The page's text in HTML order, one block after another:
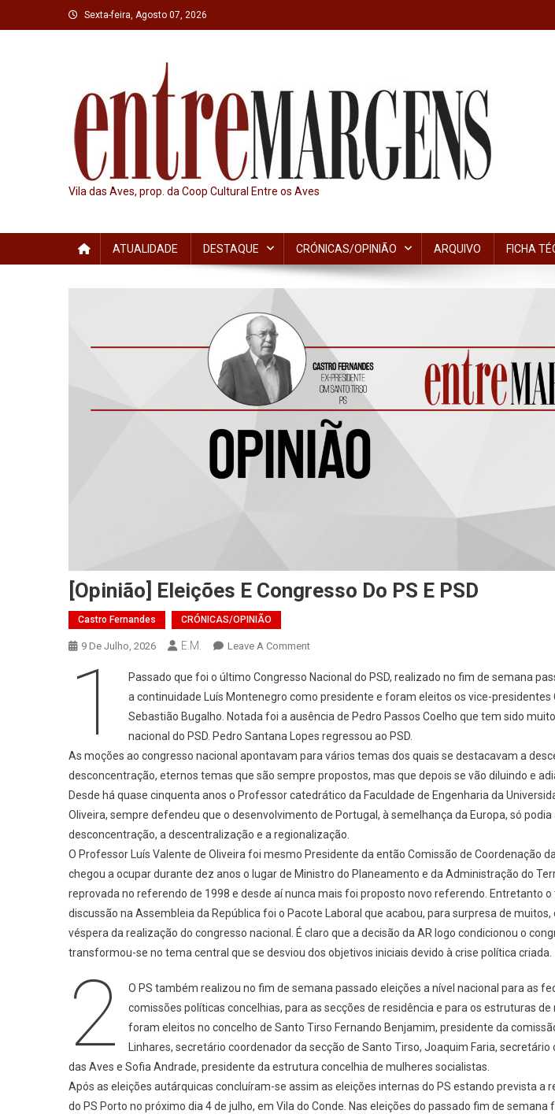
to
Sexta-feira, Agosto 07, 2026
Vila das Aves, prop. da Coop Cultural Entre os Aves
ATUALIDADE DESTAQUE CRÓNICAS/OPINIÃO ARQUIVO FICHA
[Opinião] Eleições E Congresso Do PS E PSD
Castro Fernandes CRÓNICAS/OPINIÃO
9 De Julho, 2026 E.M. Leave A CommentOn
Eleições
E
Congresso
Do
PS
E
PSD
1
Passado que foi o último Congresso Nacional do PSD, realizado no fim de semana
a continuidade Luís Montenegro como presidente e foram eleitos os vice-presidentes
Sebastião Bugalho. Notada foi a ausência de Pedro Passos Coelho que tem sido
nacional do PSD. Pedro Santana Lopes regressou ao PSD.
As moções ao congresso nacional apontavam para vários temas dos quais se destacavam a
desconcentração, eternos temas que são sempre propostos, mas que depois se vão diluindo e
Desde há quase cinquenta anos o Professor catedrático da Faculdade de Engenharia da
Oliveira, sempre defendeu que o desenvolvimento de Portugal, à semelhança da Europa, só
desconcentração, a descentralização e a regionalização.
O Professor Luís Valente de Oliveira foi mesmo Presidente da então Comissão de Coordenação
chegou a ocupar durante dez anos o lugar de Ministro do Planeamento e da Administração do
reprovada no referendo de 1998 e desde aí nunca mais foi proposto novo referendo. Entretanto
discussão na Assembleia da República foi o Pacote Laboral que acabou, para surpresa de
véspera da realização do congresso nacional. É claro que a decisão da AR logo condicionou o
transformou-se no tema central que se desviou dos objetivos iniciais devido à crise política criada.
2
O PS também realizou no fim de semana passado eleições a nível nacional para as
comissões políticas concelhias, para as secções de residência e para os estruturas
foram eleitos no concelho de Santo Tirso Fernando Benjamim, presidente da
Linhares, secretário coordenador da secção de Santo Tirso, Joaquim Faria,
das Aves e Sofia Andrade, presidente da estrutura concelhia de mulheres socialistas.
Após as eleições autárquicas concluíram-se assim as eleições internas do PS estando prevista a
do PS Porto no próximo dia 4 de julho, em Vila do Conde. Nas eleições do passado fim de